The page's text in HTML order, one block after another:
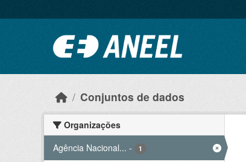
Conjuntos de dados
Organizações
Agência Nacional... - 1